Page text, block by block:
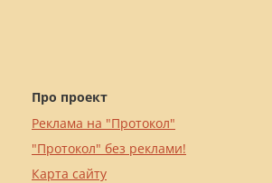
Про проект
Реклама на "Протокол"
"Протокол" без реклами!
Карта сайту